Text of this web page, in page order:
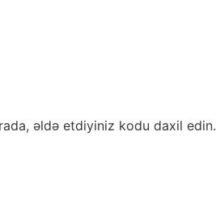
əldə etdiyiniz kodu daxil edin.